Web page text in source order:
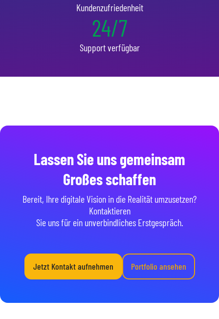
Kundenzufriedenheit
24/7
Support verfügbar
Lassen Sie uns gemeinsam
Großes schaffen
Bereit, Ihre digitale Vision in die Realität umzusetzen?
Kontaktieren
Sie uns für ein unverbindliches Erstgespräch.
Jetzt Kontakt aufnehmen Portfolio ansehen